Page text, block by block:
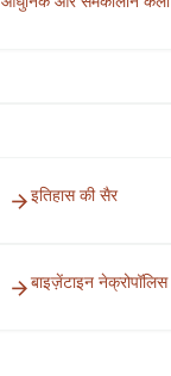
इतिहास की सैर
बाइज़ेंटाइन नेक्रोपॉलिस